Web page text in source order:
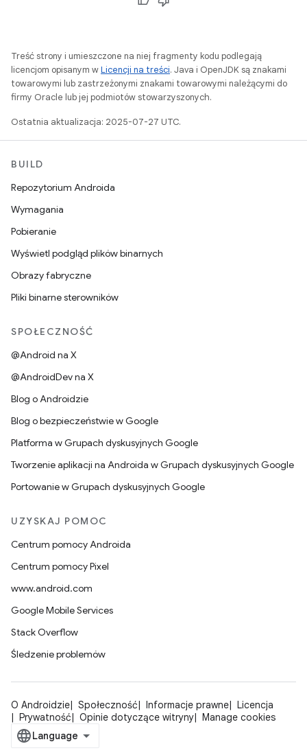
Treść strony i umieszczone na niej fragmenty kodu podlegają
licencjom opisanym wLicencji na treści. Java i OpenJDK są znakami
towarowymi lub zastrzeżonymi znakami towarowymi należącymi do
firmy Oracle lub jej podmiotów stowarzyszonych.
Ostatnia aktualizacja: 2025-07-27 UTC.
BUILD
Repozytorium Androida
Wymagania
Pobieranie
Wyświetl podgląd plików binarnych
Obrazy fabryczne
Pliki binarne sterowników
SPOŁECZNOŚĆ
@Android na X
@AndroidDev na X
Blog o Androidzie
Blog o bezpieczeństwie w Google
Platforma w Grupach dyskusyjnych Google
Tworzenie aplikacji na Androida w Grupach dyskusyjnych Google
Portowanie w Grupach dyskusyjnych Google
UZYSKAJ POMOC
Centrum pomocy Androida
Centrum pomocy Pixel
www.android.com
Google Mobile Services
Stack Overflow
Śledzenie problemów
O Androidzie Społeczność Informacje prawne
Licencja
Prywatność
Opinie dotyczące witryny Manage cookies